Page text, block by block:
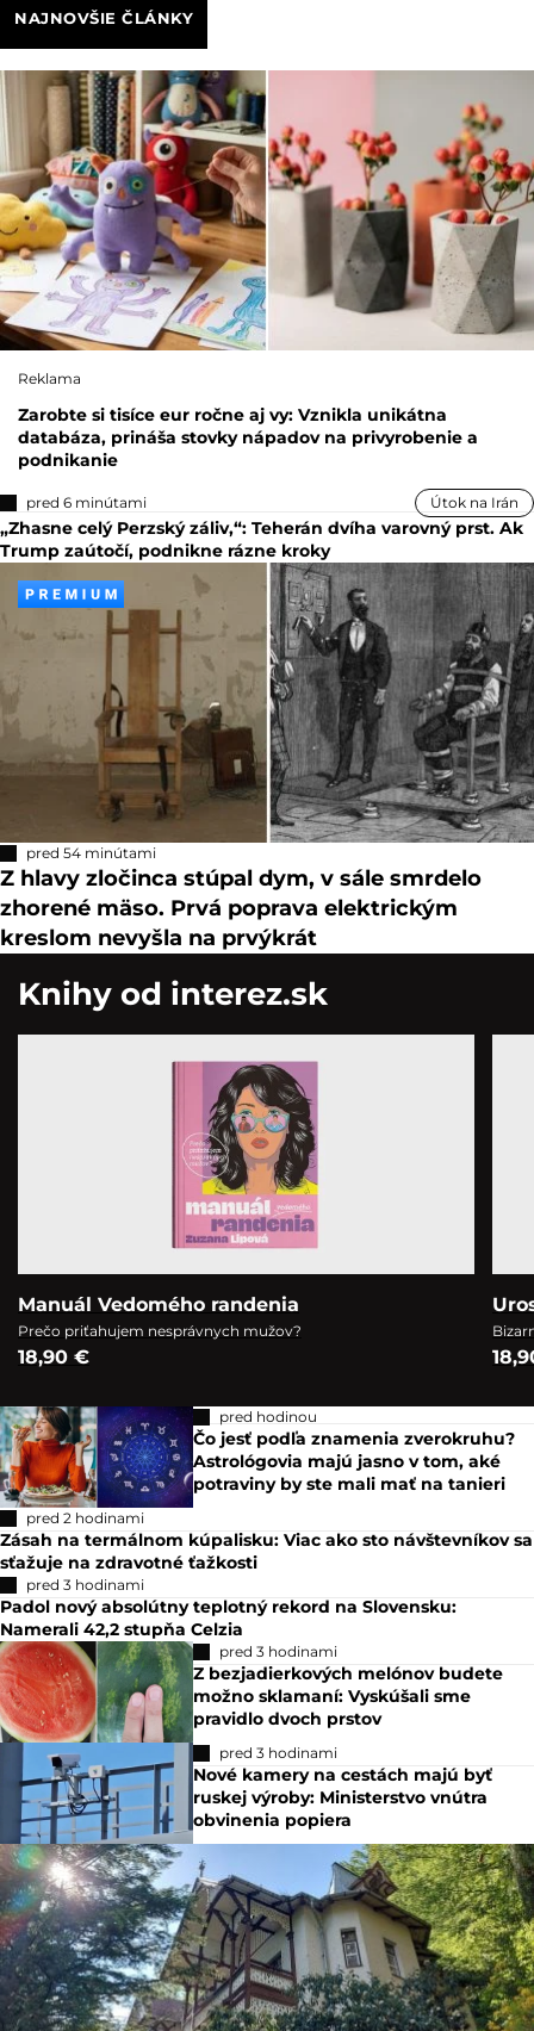
NAJNOVŠIE ČLÁNKY
Reklama
Zarobte si tisíce eur ročne aj vy: Vznikla unikátna
databáza, prináša stovky nápadov na privyrobenie a
podnikanie
pred 6 minútami Útok na Irán
„Zhasne celý Perzský záliv,“: Teherán dvíha varovný prst. Ak
Trump zaútočí, podnikne rázne kroky
pred 54 minútami
Z hlavy zločinca stúpal dym, v sále smrdelo
zhorené mäso. Prvá poprava elektrickým
kreslom nevyšla na prvýkrát
Knihy od interez.sk
Manuál Vedomého randenia
Prečo priťahujem nesprávnych mužov?
18,90 €
pred hodinou
Čo jesť podľa znamenia zverokruhu?
Astrológovia majú jasno v tom, aké
potraviny by ste mali mať na tanieri
pred 2 hodinami
Zásah na termálnom kúpalisku: Viac ako sto návštevníkov sa
sťažuje na zdravotné ťažkosti
pred 3 hodinami
Padol nový absolútny teplotný rekord na Slovensku:
Namerali 42,2 stupňa Celzia
pred 3 hodinami
Z bezjadierkových melónov budete
možno sklamaní: Vyskúšali sme
pravidlo dvoch prstov
pred 3 hodinami
Nové kamery na cestách majú byť
ruskej výroby: Ministerstvo vnútra
obvinenia popiera